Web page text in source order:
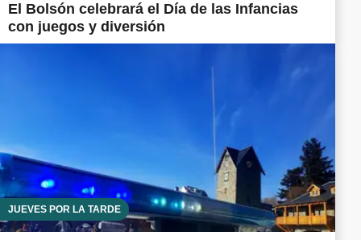
El Bolsón celebrará el Día de las Infancias
con juegos y diversión
JUEVES POR LA TARDE